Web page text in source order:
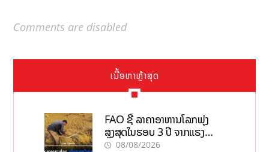
Comments are disabled
ເນື້ອຫາຫຼ້າສຸດ
FAO ຊີ້ ລາຄາອາຫານໂລກພຸ່ງ
ສູງສຸດໃນຮອບ 3 ປີ ຈາກແຮງ
ກົດດັນຂອງສົງຄາມ, El nino
08/08/2026